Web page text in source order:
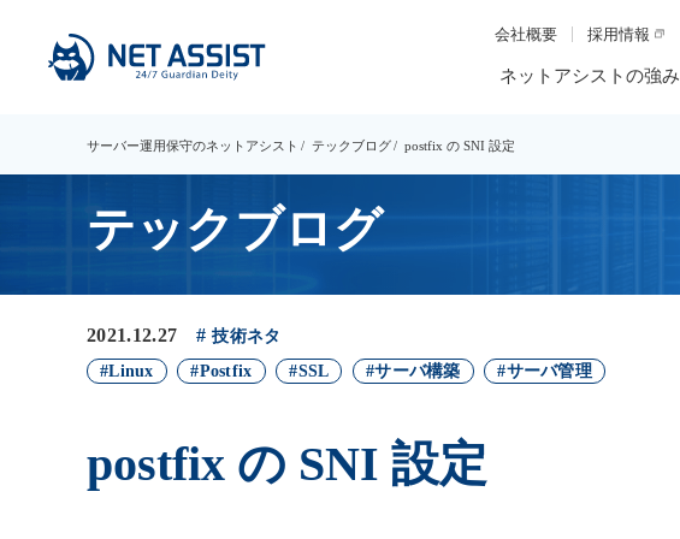
ネットアシストの強み
会社概要 採用情報
サーバー運用保守のネットアシスト テックブログ postfix の SNI 設定
テックブログ
2021.12.27
技術ネタ
Linux
Postfix SSL サーバ構築 サーバ管理
postfix の SNI 設定